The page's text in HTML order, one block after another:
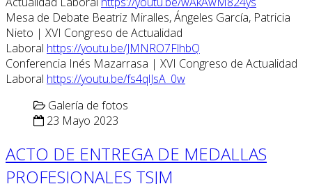
Mesa de Debate Beatriz Miralles, Ángeles García, Patricia
Nieto | XVI Congreso de Actualidad
Laboral https://youtu.be/JMNRO7FlhbQ
Conferencia Inés Mazarrasa | XVI Congreso de Actualidad
Laboral https://youtu.be/fs4qlJsA_0w
Galería de fotos
23 Mayo 2023
ACTO DE ENTREGA DE MEDALLAS
PROFESIONALES TSJM